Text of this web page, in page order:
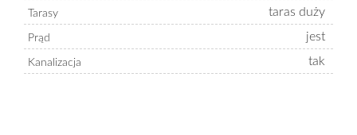
Tarasy taras duży
Prąd jest
Kanalizacja tak